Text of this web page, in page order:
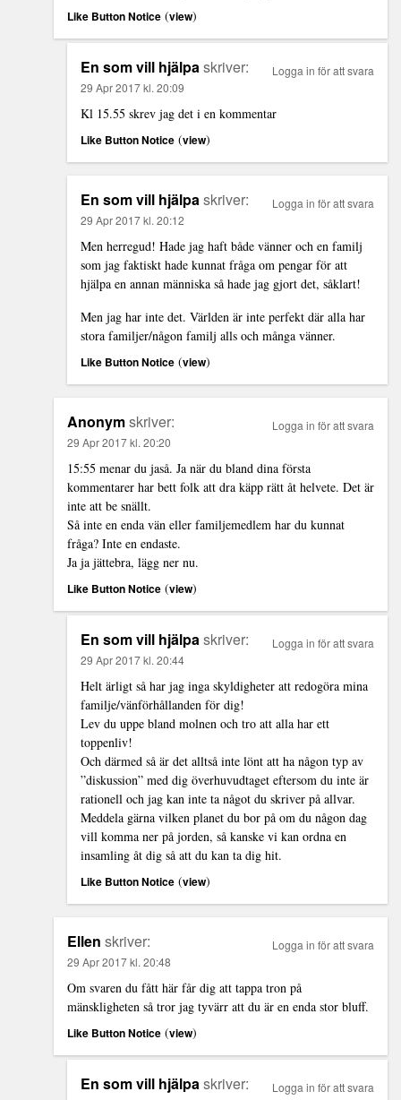
Like Button Notice (view)
En som vill hjälpaskriver:
29 Apr 2017 kl. 20:09
Kl 15.55 skrev jag det i en kommentar
Like Button Notice (view)
Logga in för att svara
En som vill hjälpaskriver:
29 Apr 2017 kl. 20:12
Men herregud! Hade jag haft både vänner och en familj
som jag faktiskt hade kunnat fråga om pengar för att
hjälpa en annan människa så hade jag gjort det, såklart!
Men jag har inte det. Världen är inte perfekt där alla har
stora familjer/någon familj alls och många vänner.
Like Button Notice (view)
Logga in för att svara
Anonymskriver:
29 Apr 2017 kl. 20:20
15:55 menar du jaså. Ja när du bland dina första
kommentarer har bett folk att dra käpp rätt åt helvete. Det är
inte att be snällt.
Så inte en enda vän eller familjemedlem har du kunnat
fråga? Inte en endaste.
Ja ja jättebra, lägg ner nu.
Like Button Notice (view)
Logga in för att svara
En som vill hjälpaskriver:
29 Apr 2017 kl. 20:44
Helt ärligt så har jag inga skyldigheter att redogöra mina
familje/vänförhållanden för dig!
Lev du uppe bland molnen och tro att alla har ett
toppenliv!
Och därmed så är det alltså inte lönt att ha någon typ av
”diskussion” med dig överhuvudtaget eftersom du inte är
rationell och jag kan inte ta något du skriver på allvar.
Meddela gärna vilken planet du bor på om du någon dag
vill komma ner på jorden, så kanske vi kan ordna en
insamling åt dig så att du kan ta dig hit.
Like Button Notice (view)
Logga in för att svara
Ellen skriver:
29 Apr 2017 kl. 20:48
Om svaren du fått här får dig att tappa tron på
mänskligheten så tror jag tyvärr att du är en enda stor bluff.
Like Button Notice (view)
Logga in för att svara
En som vill hjälpaskriver: Logga in för att svara